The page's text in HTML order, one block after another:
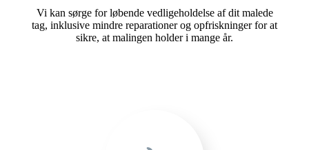
Vi kan sørge for løbende vedligeholdelse af dit malede
tag, inklusive mindre reparationer og opfriskninger for at
sikre, at malingen holder i mange år.